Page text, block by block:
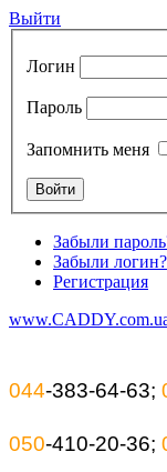
Выйти
Логин
Пароль
Запомнить меня
Забыли
Забыли логин?
Регистрация
044-383-64-63;
050-410-20-36;